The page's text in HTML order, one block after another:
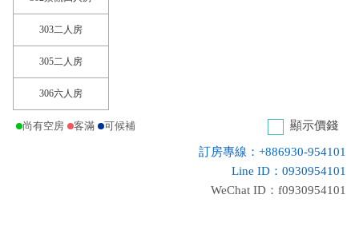
303二人房
305二人房
306六人房
尚有空房 客滿 可候補 顯示價錢
訂房專線：+886930-954101
Line ID：0930954101
WeChat ID：f0930954101